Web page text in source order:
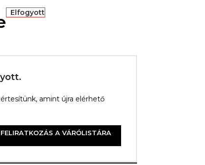
Elfogyott
amint újra elérhető
FELIRATKOZÁS A VÁRÓLISTÁRA